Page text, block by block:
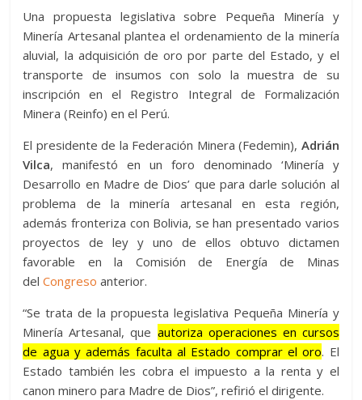
Una propuesta legislativa sobre Pequeña Minería y
Minería Artesanal plantea el ordenamiento de la minería
aluvial, la adquisición de oro por parte del Estado, y el
transporte de insumos con solo la muestra de su
inscripción en el Registro Integral de Formalización
Minera (Reinfo) en el Perú.
El presidente de la Federación Minera (Fedemin), Adrián
Vilca, manifestó en un foro denominado ‘Minería y
Desarrollo en Madre de Dios’ que para darle solución al
problema de la minería artesanal en esta región,
además fronteriza con Bolivia, se han presentado varios
proyectos de ley y uno de ellos obtuvo dictamen
favorable en la Comisión de Energía de Minas
delCongreso anterior.
“Se trata de la propuesta legislativa Pequeña Minería y
Minería Artesanal, que autoriza operaciones en cursos
de agua y además faculta al Estado comprar el oro. El
Estado también les cobra el impuesto a la renta y el
canon minero para Madre de Dios”, refirió el dirigente.